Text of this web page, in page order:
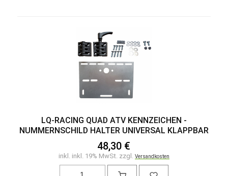
LQ-RACING QUAD ATV KENNZEICHEN -
NUMMERNSCHILD HALTER UNIVERSAL KLAPPBAR
48,30 €
inkl. inkl. 19% MwSt. zzgl. Versandkosten